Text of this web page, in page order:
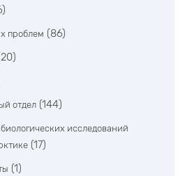
проблем (86)
отдел (144)
исследований
(17)
(1)